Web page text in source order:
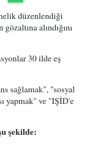
düzenlendiği
alındığını
30 ilde eş
sağlamak", "sosyal
yapmak" ve "IŞİD'e
şekilde: